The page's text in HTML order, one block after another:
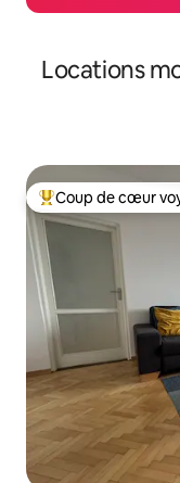
Locations
Coups de cœur
Coup de cœur